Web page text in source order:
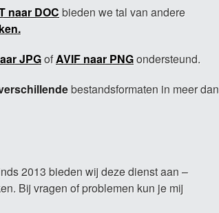
naar DOC bieden we tal van andere
JPGofAVIF naar PNGondersteund.
bestandsformaten in meer dan
2013 bieden wij deze dienst aan –
Bij vragen of problemen kun je mij